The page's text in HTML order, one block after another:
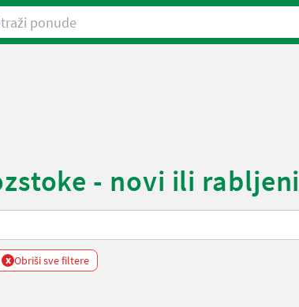
ponude
- novi ili rabljeni
x Obriši sve filtere